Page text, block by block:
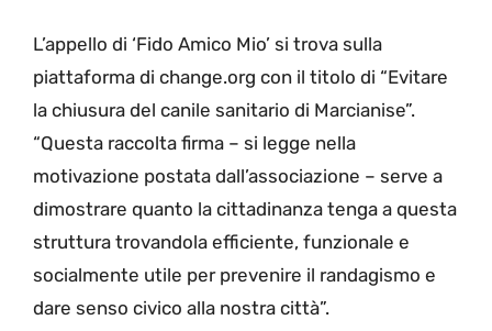
L’appello di ‘Fido Amico Mio’ si trova sulla
piattaforma di change.org con il titolo di “Evitare
la chiusura del canile sanitario di Marcianise”.
“Questa raccolta firma – si legge nella
motivazione postata dall’associazione – serve a
dimostrare quanto la cittadinanza tenga a questa
struttura trovandola efficiente, funzionale e
socialmente utile per prevenire il randagismo e
dare senso civico alla nostra città”.